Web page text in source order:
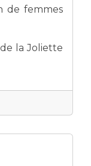
de femmes
la Joliette